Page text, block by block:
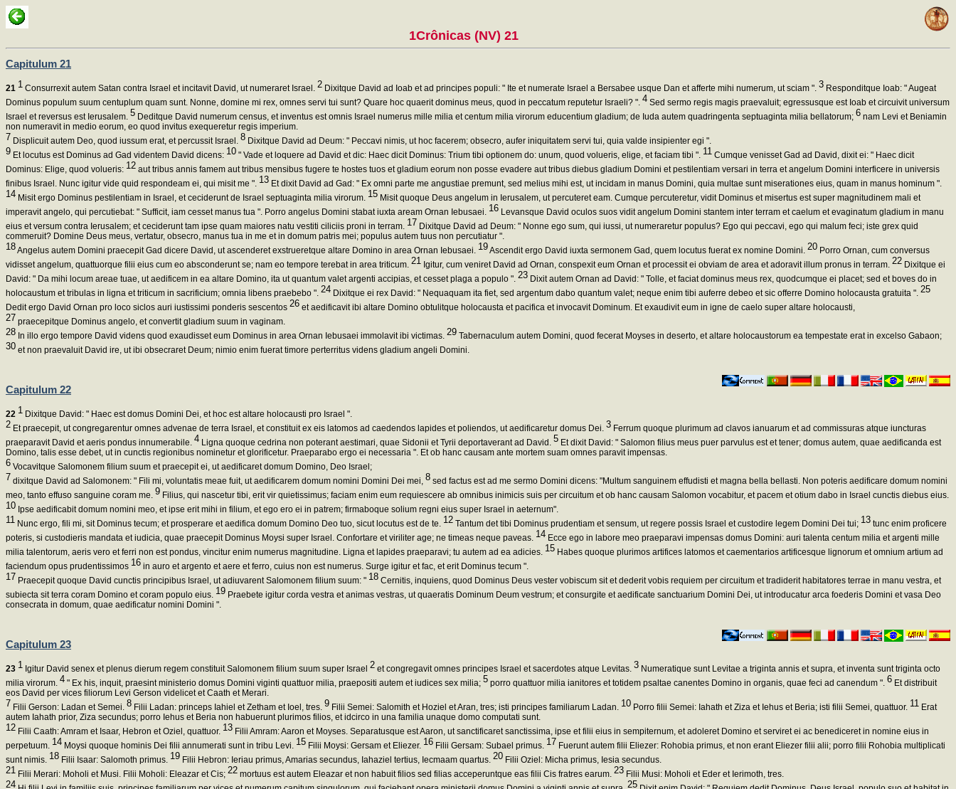
1Crônicas (NV) 21
Capitulum 21
21 1 Consurrexit autem Satan contra Israel et incitavit David, ut numeraret Israel. 2 Dixitque David ad Ioab et ad principes populi: " Ite et numerate Israel a Bersabee usque Dan et afferte mihi numerum, ut sciam ". 3 Responditque Ioab: " Augeat
Dominus populum suum centuplum quam sunt. Nonne, domine mi rex, omnes servi tui sunt? Quare hoc quaerit dominus meus, quod in peccatum reputetur Israeli? ". 4 Sed sermo regis magis praevaluit; egressusque est Ioab et circuivit universum
Israel et reversus est Ierusalem. 5 Deditque David numerum census, et inventus est omnis Israel numerus mille milia et centum milia virorum educentium gladium; de Iuda autem quadringenta septuaginta milia bellatorum; 6 nam Levi et Beniamin
non numeravit in medio eorum, eo quod invitus exequeretur regis imperium.
7 Displicuit autem Deo, quod iussum erat, et percussit Israel. 8 Dixitque David ad Deum: " Peccavi nimis, ut hoc facerem; obsecro, aufer iniquitatem servi tui, quia valde insipienter egi ".
9 Et locutus est Dominus ad Gad videntem David dicens: 10 " Vade et loquere ad David et dic: Haec dicit Dominus: Trium tibi optionem do: unum, quod volueris, elige, et faciam tibi ". 11 Cumque venisset Gad ad David, dixit ei: " Haec dicit
Dominus: Elige, quod volueris: 12 aut tribus annis famem aut tribus mensibus fugere te hostes tuos et gladium eorum non posse evadere aut tribus diebus gladium Domini et pestilentiam versari in terra et angelum Domini interficere in universis
finibus Israel. Nunc igitur vide quid respondeam ei, qui misit me ". 13 Et dixit David ad Gad: " Ex omni parte me angustiae premunt, sed melius mihi est, ut incidam in manus Domini, quia multae sunt miserationes eius, quam in manus hominum ".
14 Misit ergo Dominus pestilentiam in Israel, et ceciderunt de Israel septuaginta milia virorum. 15 Misit quoque Deus angelum in Ierusalem, ut percuteret eam. Cumque percuteretur, vidit Dominus et misertus est super magnitudinem mali et
imperavit angelo, qui percutiebat: " Sufficit, iam cesset manus tua ". Porro angelus Domini stabat iuxta aream Ornan Iebusaei. 16 Levansque David oculos suos vidit angelum Domini stantem inter terram et caelum et evaginatum gladium in manu
eius et versum contra Ierusalem; et ceciderunt tam ipse quam maiores natu vestiti ciliciis proni in terram. 17 Dixitque David ad Deum: " Nonne ego sum, qui iussi, ut numeraretur populus? Ego qui peccavi, ego qui malum feci; iste grex quid
commeruit? Domine Deus meus, vertatur, obsecro, manus tua in me et in domum patris mei; populus autem tuus non percutiatur ".
18Angelus autem Domini praecepit Gad dicere David, ut ascenderet exstrueretque altare Domino in area Ornan Iebusaei. 19Ascendit ergo David iuxta sermonem Gad, quem locutus fuerat ex nomine Domini. 20 Porro Ornan, cum conversus
vidisset angelum, quattuorque filii eius cum eo absconderunt se; nam eo tempore terebat in area triticum. 21 Igitur, cum veniret David ad Ornan, conspexit eum Ornan et processit ei obviam de area et adoravit illum pronus in terram. 22 Dixitque ei
David: " Da mihi locum areae tuae, ut aedificem in ea altare Domino, ita ut quantum valet argenti accipias, et cesset plaga a populo ". 23 Dixit autem Ornan ad David: " Tolle, et faciat dominus meus rex, quodcumque ei placet; sed et boves do in
holocaustum et tribulas in ligna et triticum in sacrificium; omnia libens praebebo ". 24 Dixitque ei rex David: " Nequaquam ita fiet, sed argentum dabo quantum valet; neque enim tibi auferre debeo et sic offerre Domino holocausta gratuita ". 25
Dedit ergo David Ornan pro loco siclos auri iustissimi ponderis sescentos 26 et aedificavit ibi altare Domino obtulitque holocausta et pacifica et invocavit Dominum. Et exaudivit eum in igne de caelo super altare holocausti,
27 praecepitque Dominus angelo, et convertit gladium suum in vaginam.
28 In illo ergo tempore David videns quod exaudisset eum Dominus in area Ornan Iebusaei immolavit ibi victimas. 29 Tabernaculum autem Domini, quod fecerat Moyses in deserto, et altare holocaustorum ea tempestate erat in excelso Gabaon;
30 et non praevaluit David ire, ut ibi obsecraret Deum; nimio enim fuerat timore perterritus videns gladium angeli Domini.
Capitulum 22
22 1 Dixitque David: " Haec est domus Domini Dei, et hoc est altare holocausti pro Israel ".
2 Et praecepit, ut congregarentur omnes advenae de terra Israel, et constituit ex eis latomos ad caedendos lapides et poliendos, ut aedificaretur domus Dei. 3 Ferrum quoque plurimum ad clavos ianuarum et ad commissuras atque iuncturas
praeparavit David et aeris pondus innumerabile. 4 Ligna quoque cedrina non poterant aestimari, quae Sidonii et Tyrii deportaverant ad David. 5 Et dixit David: " Salomon filius meus puer parvulus est et tener; domus autem, quae aedificanda est
Domino, talis esse debet, ut in cunctis regionibus nominetur et glorificetur. Praeparabo ergo ei necessaria ". Et ob hanc causam ante mortem suam omnes paravit impensas.
6 Vocavitque Salomonem filium suum et praecepit ei, ut aedificaret domum Domino, Deo Israel;
7 dixitque David ad Salomonem: " Fili mi, voluntatis meae fuit, ut aedificarem domum nomini Domini Dei mei, 8 sed factus est ad me sermo Domini dicens: "Multum sanguinem effudisti et magna bella bellasti. Non poteris aedificare domum nomini
meo, tanto effuso sanguine coram me. 9 Filius, qui nascetur tibi, erit vir quietissimus; faciam enim eum requiescere ab omnibus inimicis suis per circuitum et ob hanc causam Salomon vocabitur, et pacem et otium dabo in Israel cunctis diebus eius.
10 Ipse aedificabit domum nomini meo, et ipse erit mihi in filium, et ego ero ei in patrem; firmaboque solium regni eius super Israel in aeternum".
11 Nunc ergo, fili mi, sit Dominus tecum; et prosperare et aedifica domum Domino Deo tuo, sicut locutus est de te. 12 Tantum det tibi Dominus prudentiam et sensum, ut regere possis Israel et custodire legem Domini Dei tui; 13 tunc enim proficere
poteris, si custodieris mandata et iudicia, quae praecepit Dominus Moysi super Israel. Confortare et viriliter age; ne timeas neque paveas. 14 Ecce ego in labore meo praeparavi impensas domus Domini: auri talenta centum milia et argenti mille
milia talentorum, aeris vero et ferri non est pondus, vincitur enim numerus magnitudine. Ligna et lapides praeparavi; tu autem ad ea adicies. 15 Habes quoque plurimos artifices latomos et caementarios artificesque lignorum et omnium artium ad
faciendum opus prudentissimos 16 in auro et argento et aere et ferro, cuius non est numerus. Surge igitur et fac, et erit Dominus tecum ".
17 Praecepit quoque David cunctis principibus Israel, ut adiuvarent Salomonem filium suum: " 18 Cernitis, inquiens, quod Dominus Deus vester vobiscum sit et dederit vobis requiem per circuitum et tradiderit habitatores terrae in manu vestra, et
subiecta sit terra coram Domino et coram populo eius. 19 Praebete igitur corda vestra et animas vestras, ut quaeratis Dominum Deum vestrum; et consurgite et aedificate sanctuarium Domini Dei, ut introducatur arca foederis Domini et vasa Deo
consecrata in domum, quae aedificatur nomini Domini ".
Capitulum 23
23 1 Igitur David senex et plenus dierum regem constituit Salomonem filium suum super Israel 2 et congregavit omnes principes Israel et sacerdotes atque Levitas. 3 Numeratique sunt Levitae a triginta annis et supra, et inventa sunt triginta octo
milia virorum. 4 " Ex his, inquit, praesint ministerio domus Domini viginti quattuor milia, praepositi autem et iudices sex milia; 5 porro quattuor milia ianitores et totidem psaltae canentes Domino in organis, quae feci ad canendum ". 6 Et distribuit
eos David per vices filiorum Levi Gerson videlicet et Caath et Merari.
7 Filii Gerson: Ladan et Semei. 8 Filii Ladan: princeps Iahiel et Zetham et Ioel, tres. 9 Filii Semei: Salomith et Hoziel et Aran, tres; isti principes familiarum Ladan. 10 Porro filii Semei: Iahath et Ziza et Iehus et Beria; isti filii Semei, quattuor. 11 Erat
autem Iahath prior, Ziza secundus; porro Iehus et Beria non habuerunt plurimos filios, et idcirco in una familia unaque domo computati sunt.
12 Filii Caath: Amram et Isaar, Hebron et Oziel, quattuor. 13 Filii Amram: Aaron et Moyses. Separatusque est Aaron, ut sanctificaret sanctissima, ipse et filii eius in sempiternum, et adoleret Domino et serviret ei ac benediceret in nomine eius in
perpetuum. 14 Moysi quoque hominis Dei filii annumerati sunt in tribu Levi. 15 Filii Moysi: Gersam et Eliezer. 16 Filii Gersam: Subael primus. 17 Fuerunt autem filii Eliezer: Rohobia primus, et non erant Eliezer filii alii; porro filii Rohobia multiplicati
sunt nimis. 18 Filii Isaar: Salomoth primus. 19 Filii Hebron: Ieriau primus, Amarias secundus, Iahaziel tertius, Iecmaam quartus. 20 Filii Oziel: Micha primus, Iesia secundus.
21 Filii Merari: Moholi et Musi. Filii Moholi: Eleazar et Cis; 22 mortuus est autem Eleazar et non habuit filios sed filias acceperuntque eas filii Cis fratres earum. 23 Filii Musi: Moholi et Eder et Ierimoth, tres.
24 25